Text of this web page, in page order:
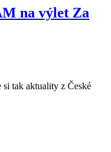
na výlet Za
si tak aktuality z České